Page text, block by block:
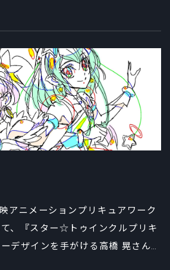
アニメーションプリキュアワーク
、『スター☆トゥインクルプリキ
デザインを手がける高橋 晃さんに